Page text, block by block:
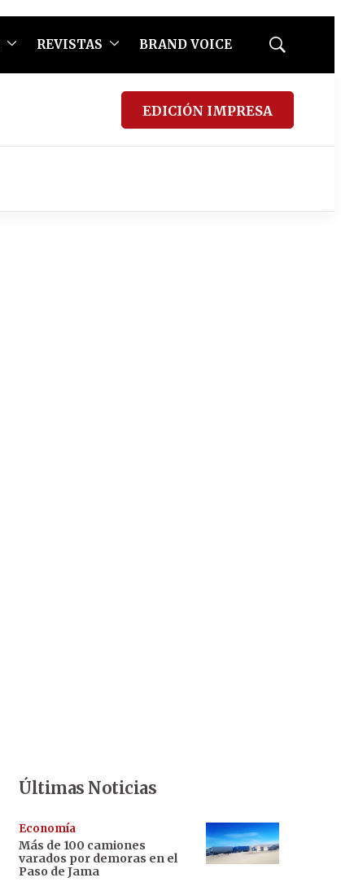
REVISTAS BRAND VOICE
Mostrar
EDICIÓN IMPRESA
Últimas Noticias
Economía
Más de 100 camiones
varados por demoras en el
Paso de Jama